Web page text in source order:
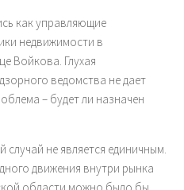
как управляющие
недвижимости в
Войкова. Глухая
ведомства не дает
– будет ли назначен
не является единичным.
движения внутри рынка